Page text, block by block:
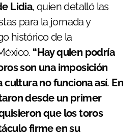
Lidia, quien detalló las
para la jornada y
histórico de la
“Hay quien podría
son una imposición
cultura no funciona así. En
desde un primer
que los toros
firme en su